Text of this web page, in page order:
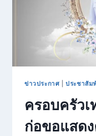
ข่าวประกาศ |ประชาสัม
ครอบครัว
ก่อขอแสดง